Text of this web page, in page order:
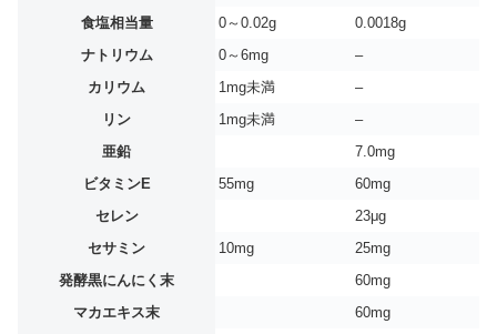
食塩相当量
0～0.02g
0.0018g
ナトリウム
0～6mg
–
カリウム
1mg未満
–
リン
1mg未満
–
亜鉛
7.0mg
ビタミンE
55mg
60mg
セレン
23μg
セサミン
10mg
25mg
発酵黒にんにく末
60mg
マカエキス末
60mg